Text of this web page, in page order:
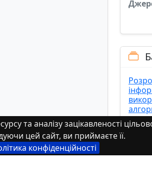
та аналізу зацікавленості
цей сайт, ви приймаєте її.
конфіденційності
У